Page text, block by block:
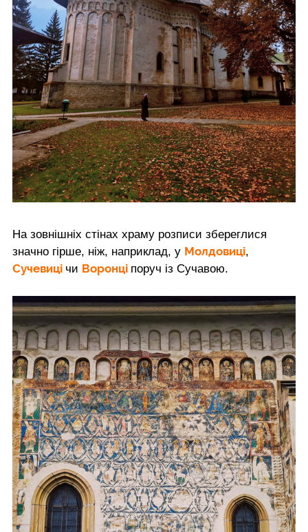
На зовнішніх стінах храму розписи збереглися
значно гірше, ніж, наприклад, у Молдовиці,
Сучевиці чи Воронці поруч із Сучавою.